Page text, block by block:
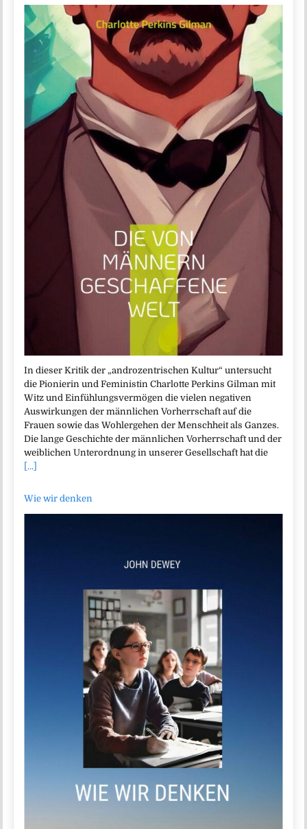
In dieser Kritik der „androzentrischen Kultur“ untersucht
die Pionierin und Feministin Charlotte Perkins Gilman mit
Witz und Einfühlungsvermögen die vielen negativen
Auswirkungen der männlichen Vorherrschaft auf die
Frauen sowie das Wohlergehen der Menschheit als Ganzes.
Die lange Geschichte der männlichen Vorherrschaft und der
weiblichen Unterordnung in unserer Gesellschaft hat die
[...]
Wie wir denken